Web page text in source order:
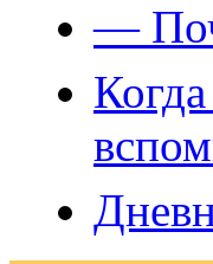
—